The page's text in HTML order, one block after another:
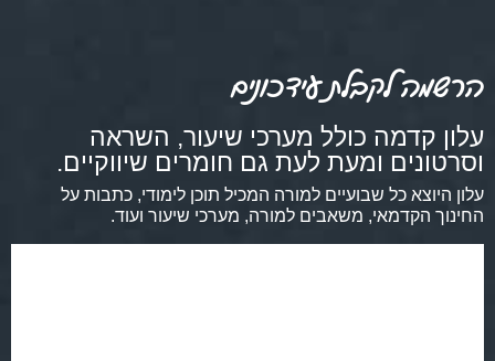
הרשמה לקבלת עידכונים
עלון קדמה כולל מערכי שיעור, השראה
וסרטונים ומעת לעת גם חומרים שיווקיים.
עלון היוצא כל שבועיים למורה המכיל תוכן לימודי, כתבות על
החינוך הקדמאי, משאבים למורה, מערכי שיעור ועוד.